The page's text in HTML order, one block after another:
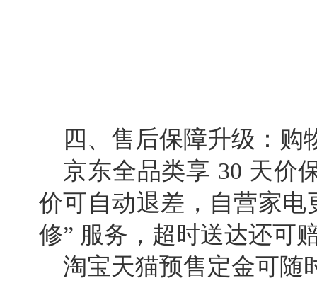
四、售后保障升级：购
京东全品类享 30 天价
价可自动退差，自营家电
修” 服务，超时送达还可
淘宝天猫预售定金可随